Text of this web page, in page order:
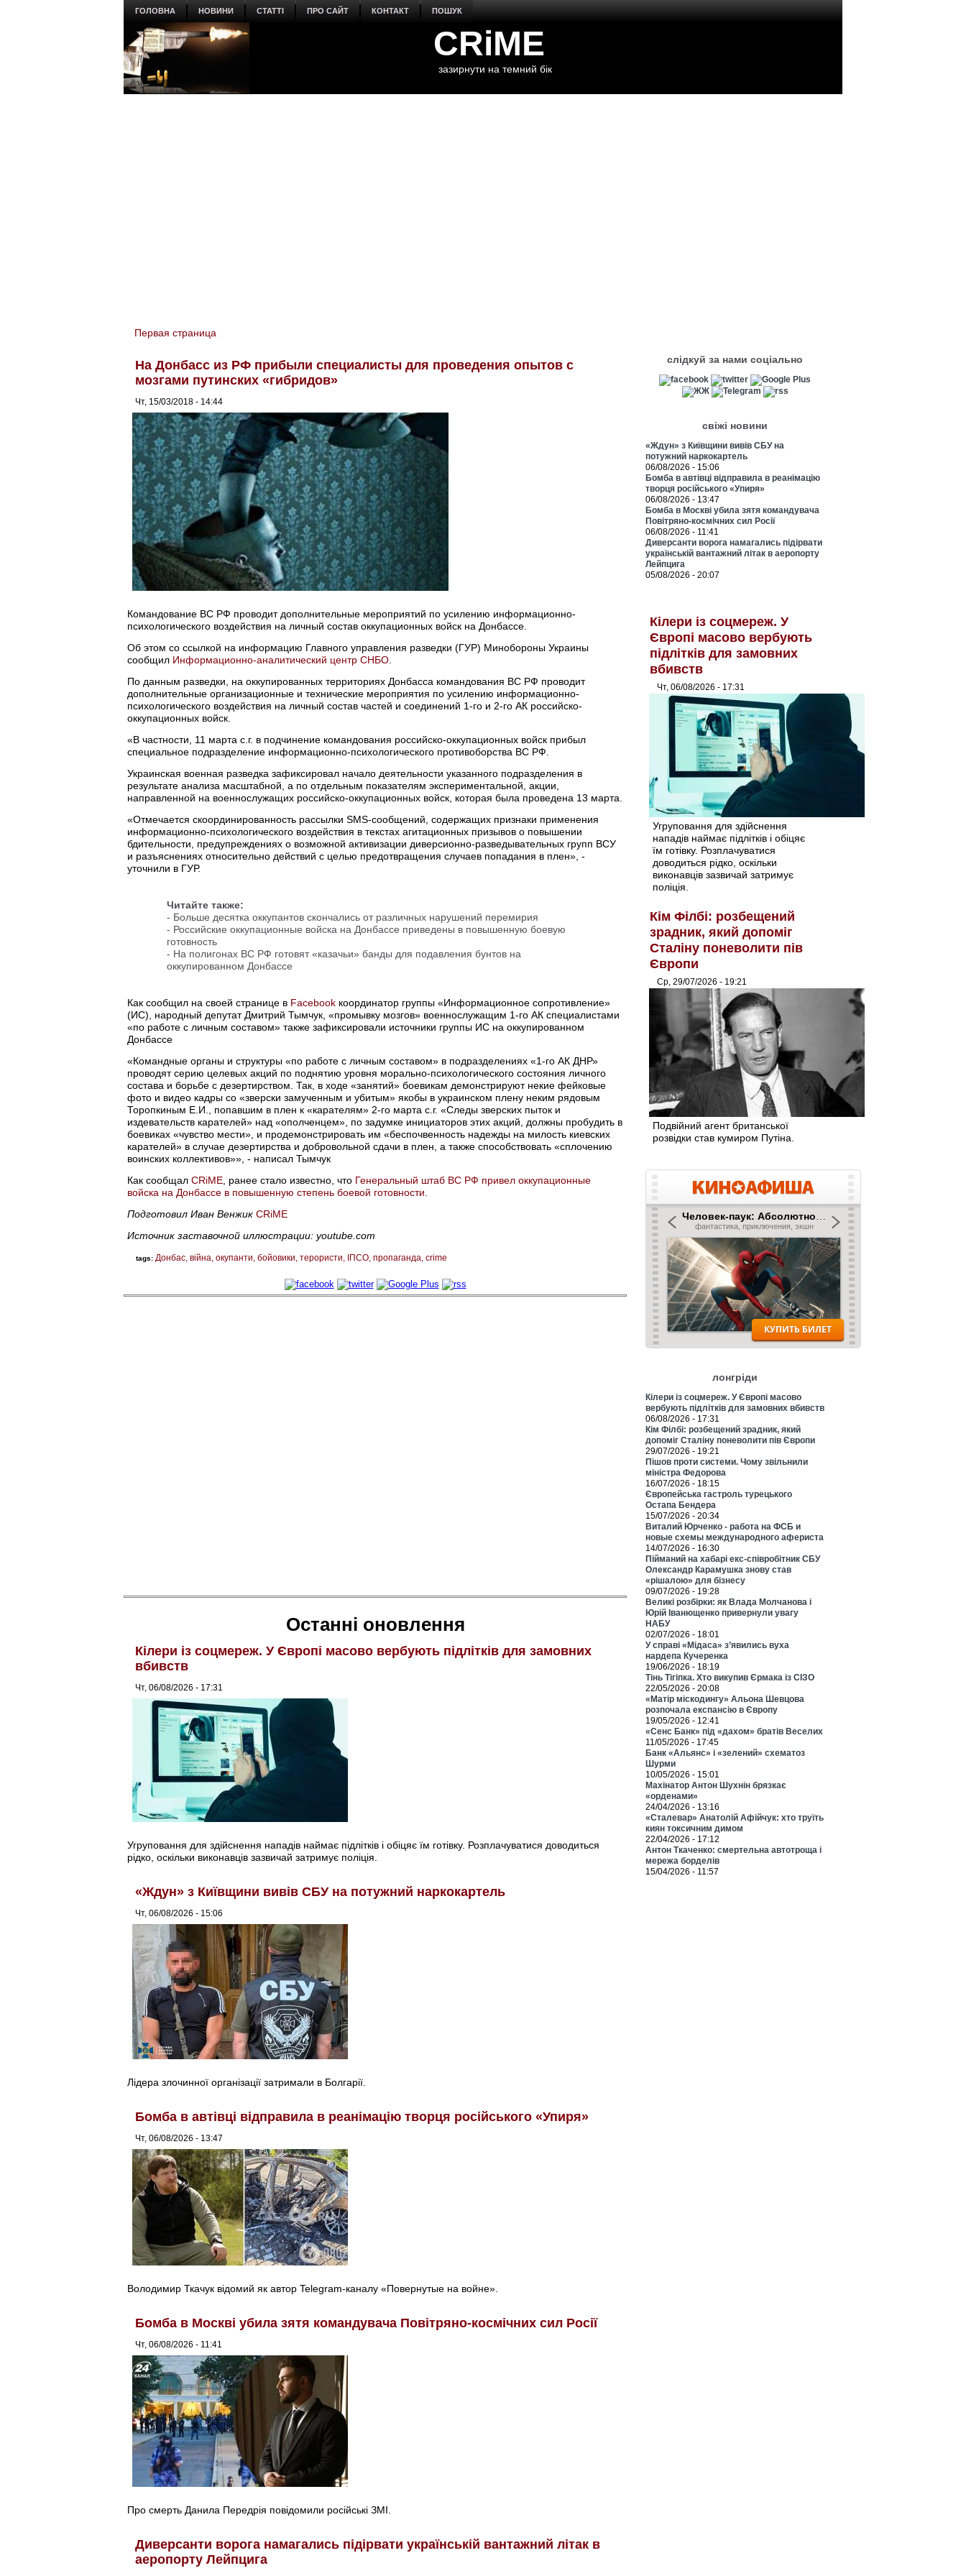
ГОЛОВНА НОВИНИ СТАТТІ ПРО САЙТ КОНТАКТ ПОШУК
CRiME
зазирнути на темний бік
You are here
Первая страница
На Донбасс из РФ прибыли специалисты для проведения опытов с
мозгами путинских «гибридов»
Чт, 15/03/2018 - 14:44
Командование ВС РФ проводит дополнительные мероприятий по усилению информационно-
психологического воздействия на личный состав оккупационных войск на Донбассе.
Об этом со ссылкой на информацию Главного управления разведки (ГУР) Минобороны Украины
сообщил Информационно-аналитический центр СНБО
По данным разведки, на оккупированных территориях Донбасса командования ВС РФ проводит
дополнительные организационные и технические мероприятия по усилению информационно-
психологического воздействия на личный состав частей и соединений 1-го и 2-го АК российско-
оккупационных войск.
«В частности, 11 марта с.г. в подчинение командования российско-оккупационных войск прибыл
специальное подразделение информационно-психологического противоборства ВС РФ.
Украинская военная разведка зафиксировал начало деятельности указанного подразделения в
результате анализа масштабной, а по отдельным показателям экспериментальной, акции,
направленной на военнослужащих российско-оккупационных войск, которая была проведена 13 марта.
«Отмечается скоординированность рассылки SMS-сообщений, содержащих признаки применения
информационно-психологического воздействия в текстах агитационных призывов о повышении
бдительности, предупреждениях о возможной активизации диверсионно-разведывательных групп ВСУ
и разъяснениях относительно действий с целью предотвращения случаев попадания в плен», -
уточнили в ГУР.
Читайте также:
- Больше десятка оккупантов скончались от различных нарушений перемирия
- Российские оккупационные войска на Донбассе приведены в повышенную боевую
готовность
- На полигонах ВС РФ готовят «казачьи» банды для подавления бунтов на
оккупированном Донбассе
Как сообщил на своей странице в Facebook координатор группы «Информационное сопротивление»
(ИС), народный депутат Дмитрий Тымчук, «промывку мозгов» военнослужащим 1-го АК специалистами
«по работе с личным составом» также зафиксировали источники группы ИС на оккупированном
Донбассе
«Командные органы и структуры «по работе с личным составом» в подразделениях «1-го АК ДНР»
проводят серию целевых акций по поднятию уровня морально-психологического состояния личного
состава и борьбе с дезертирством. Так, в ходе «занятий» боевикам демонстрируют некие фейковые
фото и видео кадры со «зверски замученным и убитым» якобы в украинском плену неким рядовым
Торопкиным Е.И., попавшим в плен к «карателям» 2-го марта с.г. «Следы зверских пыток и
издевательств карателей» над «ополченцем», по задумке инициаторов этих акций, должны пробудить в
боевиках «чувство мести», и продемонстрировать им «беспочвенность надежды на милость киевских
карателей» в случае дезертирства и добровольной сдачи в плен, а также способствовать «сплочению
воинских коллективов»», - написал Тымчук
Как сообщал CRiME , ранее стало известно, что Генеральный штаб ВС РФ привел оккупационные
войска на Донбассе в повышенную степень боевой готовности
Подготовил Иван Венжик CRiME
Источник заставочной иллюстрации: youtube.com
tags: Донбас війна окупанти бойовики терористи ІПСО пропаганда crime
Останні оновлення
Кілери із соцмереж. У Європі масово вербують підлітків для замовних
вбивств
Чт, 06/08/2026 - 17:31
Угруповання для здійснення нападів наймає підлітків і обіцяє їм готівку. Розплачуватися доводиться
рідко, оскільки виконавців зазвичай затримує поліція.
«Ждун» з Київщини вивів СБУ на потужний наркокартель
Чт, 06/08/2026 - 15:06
Лідера злочинної організації затримали в Болгарії.
Бомба в автівці відправила в реанімацію творця російського «Упиря»
Чт, 06/08/2026 - 13:47
Володимир Ткачук відомий як автор Telegram-каналу «Повернутые на войне».
Бомба в Москві убила зятя командувача Повітряно-космічних сил Росії
Чт, 06/08/2026 - 11:41
Про смерть Данила Передрія повідомили російські ЗМІ.
Диверсанти ворога намагались підірвати українській вантажний літак в
аеропорту Лейпцига
слідкуй за нами соціально
свіжі новини
«Ждун» з Київщини вивів СБУ на
потужний наркокартель
06/08/2026 - 15:06
Бомба в автівці відправила в реанімацію
творця російського «Упиря»
06/08/2026 - 13:47
Бомба в Москві убила зятя командувача
Повітряно-космічних сил Росії
06/08/2026 - 11:41
Диверсанти ворога намагались підірвати
українській вантажний літак в аеропорту
Лейпцига
05/08/2026 - 20:07
Кілери із соцмереж. У
Європі масово вербують
підлітків для замовних
вбивств
Чт, 06/08/2026 - 17:31
Угруповання для здійснення
нападів наймає підлітків і обіцяє
їм готівку. Розплачуватися
доводиться рідко, оскільки
виконавців зазвичай затримує
поліція.
Кім Філбі: розбещений
зрадник, який допоміг
Сталіну поневолити пів
Європи
Ср, 29/07/2026 - 19:21
Подвійний агент британської
розвідки став кумиром Путіна.
лонгріди
Кілери із соцмереж. У Європі масово
вербують підлітків для замовних вбивств
06/08/2026 - 17:31
Кім Філбі: розбещений зрадник, який
допоміг Сталіну поневолити пів Європи
29/07/2026 - 19:21
Пішов проти системи. Чому звільнили
міністра Федорова
16/07/2026 - 18:15
Європейська гастроль турецького
Остапа Бендера
15/07/2026 - 20:34
Виталий Юрченко - работа на ФСБ и
новые схемы международного афериста
14/07/2026 - 16:30
Пійманий на хабарі екс-співробітник СБУ
Олександр Карамушка знову став
«рішалою» для бізнесу
09/07/2026 - 19:28
Великі розбірки: як Влада Молчанова і
Юрій Іванющенко привернули увагу
НАБУ
02/07/2026 - 18:01
У справі «Мідаса» з’явились вуха
нардепа Кучеренка
19/06/2026 - 18:19
Тінь Тігіпка. Хто викупив Єрмака із СІЗО
22/05/2026 - 20:08
«Матір міскодингу» Альона Шевцова
розпочала експансію в Європу
19/05/2026 - 12:41
«Сенс Банк» під «дахом» братів Веселих
11/05/2026 - 17:45
Банк «Альянс» і «зелений» схематоз
Шурми
10/05/2026 - 15:01
Махінатор Антон Шухнін брязкає
«орденами»
24/04/2026 - 13:16
«Сталевар» Анатолій Афійчук: хто труїть
киян токсичним димом
22/04/2026 - 17:12
Антон Ткаченко: смертельна автотроща і
мережа борделів
15/04/2026 - 11:57